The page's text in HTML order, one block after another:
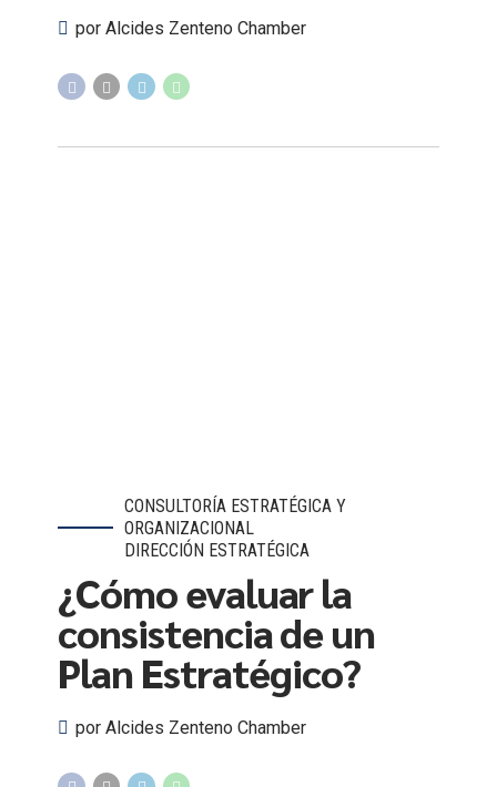
por Alcides Zenteno Chamber
CONSULTORÍA ESTRATÉGICA Y
ORGANIZACIONAL
DIRECCIÓN ESTRATÉGICA
¿Cómo evaluar la
consistencia de un
Plan Estratégico?
por Alcides Zenteno Chamber